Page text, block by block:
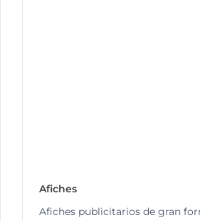
Afiches
Afiches publicitarios de gran